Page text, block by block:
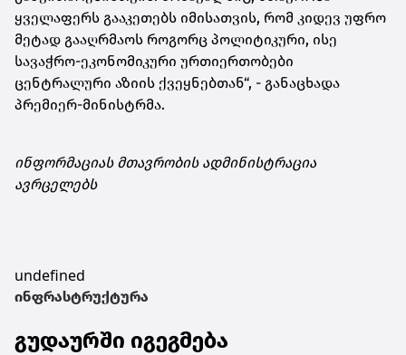
ყველაფერს გააკეთებს იმისათვის, რომ კიდევ უფრო
მეტად გააღრმაოს როგორც პოლიტიკური, ისე
სავაჭრო-ეკონომიკური ურთიერთობები
ცენტრალური აზიის ქვეყნებთან“, - განაცხადა
პრემიერ-მინისტრმა.
ინფორმაციას მთავრობის ადმინისტრაცია
ავრცელებს
undefined
ინფრასტრუქტურა
გუდაურში იგეგმება